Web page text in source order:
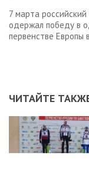
7 марта
одержал победу в
первенстве
ЧИТАЙТЕ